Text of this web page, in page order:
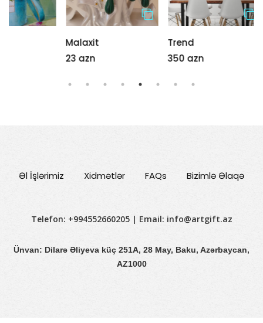
Əl İşlərimiz Xidmətlər FAQs Bizimlə Əlaqə
Telefon: +994552660205 | Email: info@artgift.az
Ünvan: Dilarə Əliyeva küç 251A, 28 May, Baku, Azərbaycan,
AZ1000